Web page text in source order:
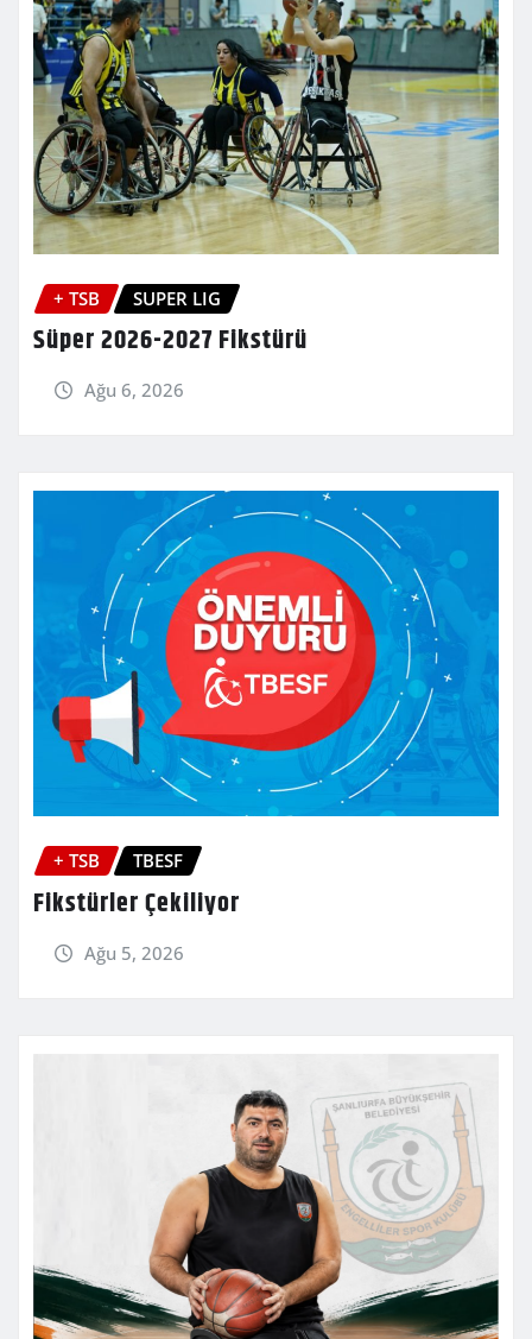
+ TSB SUPER LIG
Süper 2026-2027 Fikstürü
Ağu 6, 2026
+ TSB TBESF
Fikstürler Çekiliyor
Ağu 5, 2026